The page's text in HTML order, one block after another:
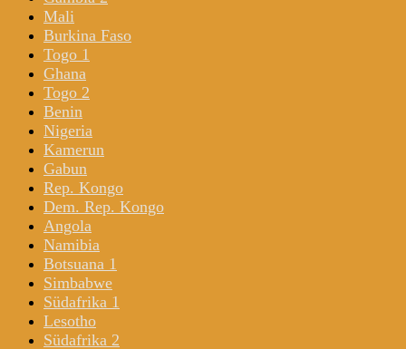
Mali
Burkina Faso
Togo 1
Ghana
Togo 2
Benin
Nigeria
Kamerun
Gabun
Rep. Kongo
Dem. Rep. Kongo
Angola
Namibia
Botsuana 1
Simbabwe
Südafrika 1
Lesotho
Südafrika 2